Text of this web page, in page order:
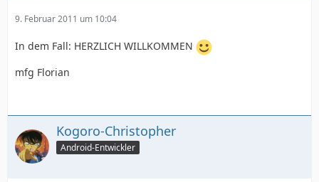
9. Februar 2011 um 10:04
In dem Fall: HERZLICH WILLKOMMEN
mfg Florian
Kogoro-Christopher
Android-Entwickler